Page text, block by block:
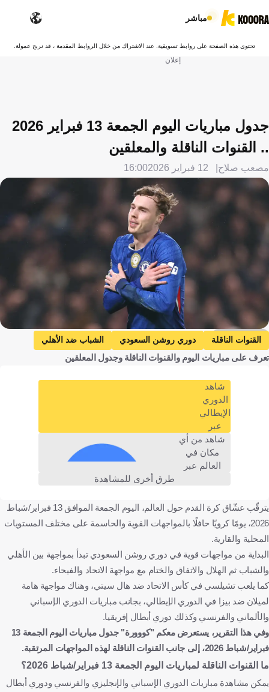
مباشر
تحتوي هذه الصفحة على روابط تسويقية. عند الاشتراك من خلال الروابط المقدمة ، قد نربح عمولة.
إعلان
جدول مباريات اليوم الجمعة 13 فبراير 2026
.. القنوات الناقلة والمعلقين
مصعب صلاح 12 فبراير 2026 16:00
Getty Images
القنوات الناقلة دوري روشن السعودي
الشباب ضد الأهلي
الشباب
الأهلي الهلال ضد الاتفاق
الهلال
الاتحاد ضد الفيحاء الاتحاد
الفيحاء
بيسا ضد ميلان
هال سيتي ضد تشيلسي
كأس الاتحاد الإنجليزي
الرجاء البيضاوي ضد إتحاد يعقوب المنصور
الرجاء البيضاوي
إتحاد يعقوب المنصور
الدوري المغربي الممتاز
رين ضد باريس سان جيرمان
بوروسيا دورتموند ضد ماينتس
بوروسيا دورتموند
ماينتس
الدوري الألماني
إلتشي ضد أوساسونا
إلتشي
أوساسونا الدوري الإسباني
إنجلترا
إسبانيا
المملكة العربية السعودية إيطاليا المغرب
ألمانيا
كرة قدم
تعرف على مباريات اليوم والقنوات الناقلة وجدول المعلقين
شاهد
الدوري
الإيطالي
عبر
شاهد من أي
مكان في
العالم عبر
طرق أخرى للمشاهدة
يترقّب عشّاق كرة القدم حول العالم، اليوم الجمعة الموافق 13 فبراير/شباط
2026، يومًا كرويًا حافلًا بالمواجهات القوية والحاسمة على مختلف المستويات
المحلية والقارية.
البداية من مواجهات قوية في دوري روشن السعودي تبدأ بمواجهة بين الأهلي
والشباب ثم الهلال والاتفاق والختام مع مواجهة الاتحاد والفيحاء.
كما يلعب تشيلسي في كأس الاتحاد ضد هال سيتي، وهناك مواجهة هامة
لميلان ضد بيزا في الدوري الإيطالي، بجانب مباريات الدوري الإسباني
والألماني والفرنسي وكذلك دوري أبطال إفريقيا.
وفي هذا التقرير، يستعرض معكم "كووورة" جدول مباريات اليوم الجمعة 13
فبراير/شباط 2026، إلى جانب القنوات الناقلة لهذه المواجهات المرتقبة.
ما القنوات الناقلة لمباريات اليوم الجمعة 13 فبراير/شباط 2026؟
يمكن مشاهدة مباريات الدوري الإسباني والإنجليزي والفرنسي ودوري أبطال